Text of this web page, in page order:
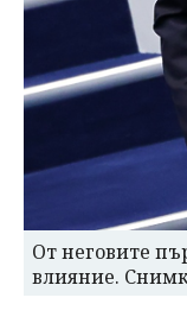
От неговите
влияние.